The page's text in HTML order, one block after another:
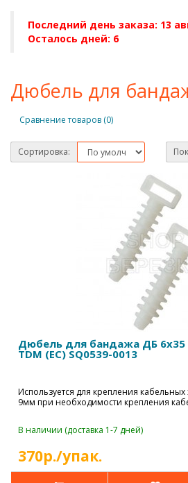
Последний день заказа: 13
Осталось дней: 6
Дюбель для
Сравнение товаров (0)
Сортировка:
Дюбель для бандажа ДБ
TDM (ЕС) SQ0539-0013
Используется для крепления
9мм при необходимости крепления
В наличии (доставка 1-7 дней)
370р./упак.